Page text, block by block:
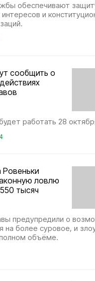
обеспечивают
и
сообщить о
работать 28
ловлю
тысяч
предупредили о
на более суровое, и
объёме.